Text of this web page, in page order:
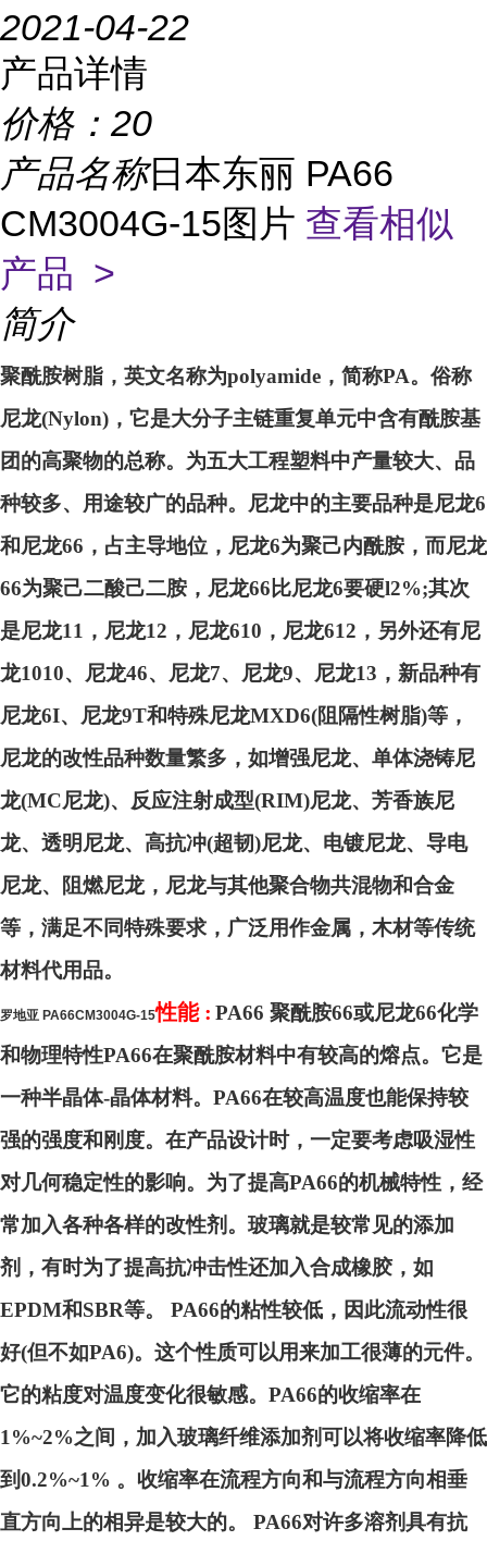
2021-04-22
产品详情
价格： 20
产品名称日本东丽 PA66
CM3004G-15图片 查看相似
产品 >
简介
聚酰胺树脂，英文名称为polyamide，简称PA。俗称
尼龙(Nylon)，它是大分子主链重复单元中含有酰胺基
团的高聚物的总称。为五大工程塑料中产量较大、品
种较多、用途较广的品种。尼龙中的主要品种是尼龙6
和尼龙66，占主导地位，尼龙6为聚己内酰胺，而尼龙
66为聚己二酸己二胺，尼龙66比尼龙6要硬l2%;其次
是尼龙11，尼龙12，尼龙610，尼龙612，另外还有尼
龙1010、尼龙46、尼龙7、尼龙9、尼龙13，新品种有
尼龙6I、尼龙9T和特殊尼龙MXD6(阻隔性树脂)等，
尼龙的改性品种数量繁多，如增强尼龙、单体浇铸尼
龙(MC尼龙)、反应注射成型(RIM)尼龙、芳香族尼
龙、透明尼龙、高抗冲(超韧)尼龙、电镀尼龙、导电
尼龙、阻燃尼龙，尼龙与其他聚合物共混物和合金
等，满足不同特殊要求，广泛用作金属，木材等传统
材料代用品。
罗地亚 PA66CM3004G-15性能 : PA66 聚酰胺66或尼龙66化学
和物理特性PA66在聚酰胺材料中有较高的熔点。它是
一种半晶体-晶体材料。PA66在较高温度也能保持较
强的强度和刚度。在产品设计时，一定要考虑吸湿性
对几何稳定性的影响。为了提高PA66的机械特性，经
常加入各种各样的改性剂。玻璃就是较常见的添加
剂，有时为了提高抗冲击性还加入合成橡胶，如
EPDM和SBR等。 PA66的粘性较低，因此流动性很
好(但不如PA6)。这个性质可以用来加工很薄的元件。
它的粘度对温度变化很敏感。PA66的收缩率在
1%~2%之间，加入玻璃纤维添加剂可以将收缩率降低
到0.2%~1% 。收缩率在流程方向和与流程方向相垂
直方向上的相异是较大的。 PA66对许多溶剂具有抗